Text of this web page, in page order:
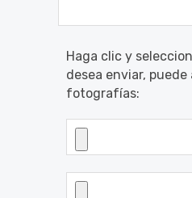
Haga clic y
desea enviar,
fotografías: